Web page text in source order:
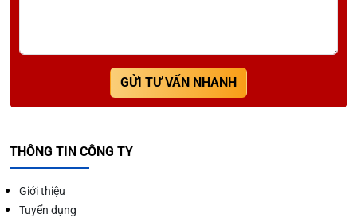
GỬI TƯ VẤN NHANH
THÔNG TIN CÔNG TY
Giới thiệu
Tuyển dụng